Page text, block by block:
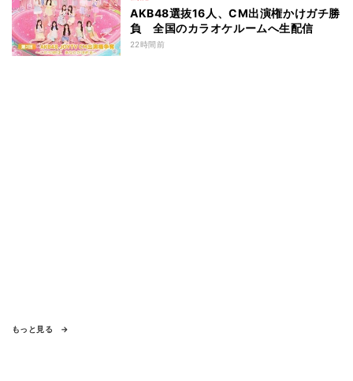
AKB48選抜16人、CM出演権かけガチ勝
負 全国のカラオケルームへ生配信
22時間前
もっと見る